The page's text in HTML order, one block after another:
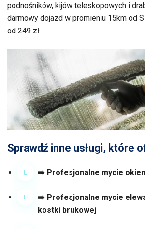
podnośników, kijów teleskopowych i
darmowy dojazd w promieniu 15km od
od 249 zł.
Sprawdź inne usługi, które
➡️ Profesjonalne mycie okien
➡️ Profesjonalne mycie
kostki brukowej